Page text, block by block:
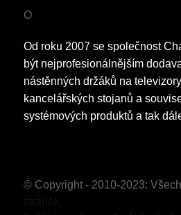
O
Od roku 2007 se společnost
být nejprofesionálnějším
nástěnných držáků na
kancelářských stojanů a
systémových produktů a tak
© Copyright - 2010-2023: